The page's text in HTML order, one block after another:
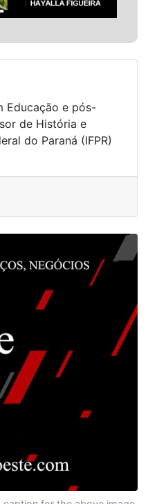
Educação e pós-
de História e
do Paraná (IFPR)